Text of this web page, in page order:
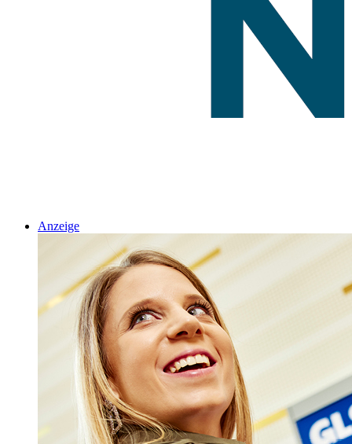
Anzeige